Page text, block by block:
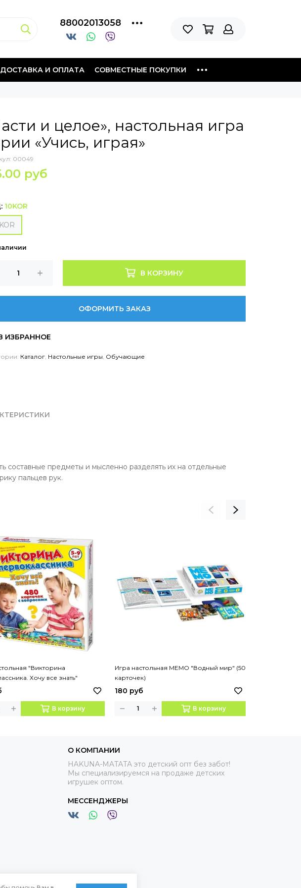
88002013058
ДОСТАВКА И ОПЛАТА СОВМЕСТНЫЕ ПОКУПКИ
и целое», настольная игра
«Учись, играя»
00049
руб
10KOR
В КОРЗИНУ
ОФОРМИТЬ ЗАКАЗ
Каталог Настольные игры Обучающие
предметы и мысленно разделять их на отдельные
пальцев рук.
"Викторина
Хочу все знать"
В корзину
Игра настольная МЕМО "Водный мир" (50
карточек)
180 руб
В корзину
О КОМПАНИИ
HAKUNA-MATATA это детский опт без забот!
Мы специализируемся на продаже детских
игрушек оптом.
МЕССЕНДЖЕРЫ